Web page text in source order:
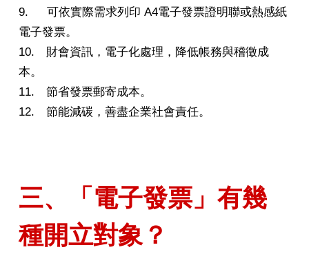
9. 可依實際需求列印 A4電子發票證明聯或熱感紙
電子發票。
10. 財會資訊，電子化處理，降低帳務與稽徵成
本。
11. 節省發票郵寄成本。
12. 節能減碳，善盡企業社會責任。
三、「電子發票」有幾
種開立對象？